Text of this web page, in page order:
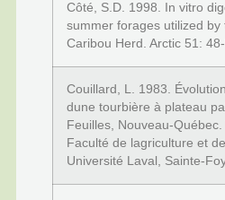
Côté, S.D. 1998. In vitro
summer forages utilized by
Caribou Herd. Arctic 51:
Couillard, L. 1983.
dune tourbière à plateau
Feuilles, Nouveau-
Faculté de lagriculture et
Université Laval, Sainte-